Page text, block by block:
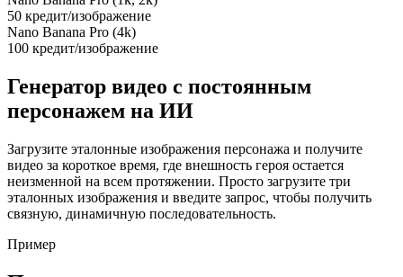
50 кредит/изображение
Nano Banana Pro (4k)
100 кредит/изображение
Генератор видео с постоянным
персонажем на ИИ
Загрузите эталонные изображения персонажа и получите
видео за короткое время, где внешность героя остается
неизменной на всем протяжении. Просто загрузите три
эталонных изображения и введите запрос, чтобы получить
связную, динамичную последовательность.
Пример